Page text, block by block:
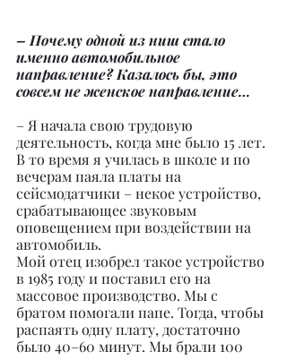
– Почему одной из ниш стало
именно автомобильное
направление? Казалось бы, это
совсем не женское направление…
– Я начала свою трудовую
деятельность, когда мне было 15 лет.
В то время я училась в школе и по
вечерам паяла платы на
сейсмодатчики – некое устройство,
срабатывающее звуковым
оповещением при воздействии на
автомобиль.
Мой отец изобрел такое устройство
в 1985 году и поставил его на
массовое производство. Мы с
братом помогали папе. Тогда, чтобы
распаять одну плату, достаточно
было 40–60 минут. Мы брали 100